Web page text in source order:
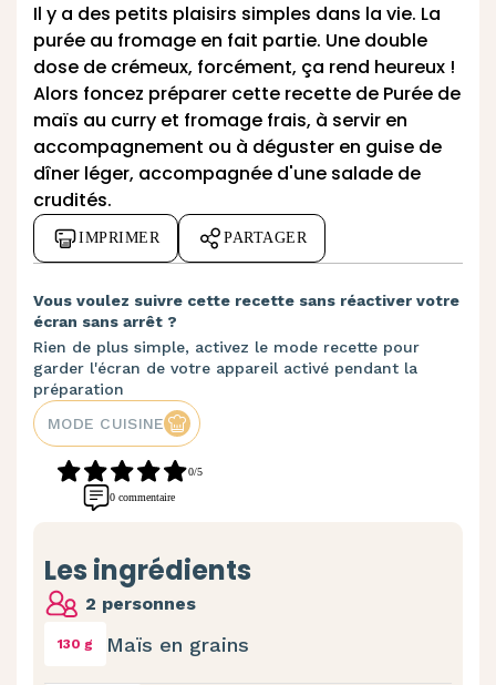
Il y a des petits plaisirs simples dans la vie. La
purée au fromage en fait partie. Une double
dose de crémeux, forcément, ça rend heureux !
Alors foncez préparer cette recette de Purée de
maïs au curry et fromage frais, à servir en
accompagnement ou à déguster en guise de
dîner léger, accompagnée d'une salade de
crudités.
IMPRIMER PARTAGER
Vous voulez suivre cette recette sans réactiver votre
écran sans arrêt ?
Rien de plus simple, activez le mode recette pour
garder l'écran de votre appareil activé pendant la
préparation
MODE CUISINE
0/5
0 commentaire
Les ingrédients
2 personnes
130 g Maïs en grains